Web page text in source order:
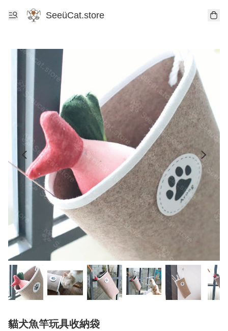
SeeüCat.store
貓犬魚竿玩具收納袋